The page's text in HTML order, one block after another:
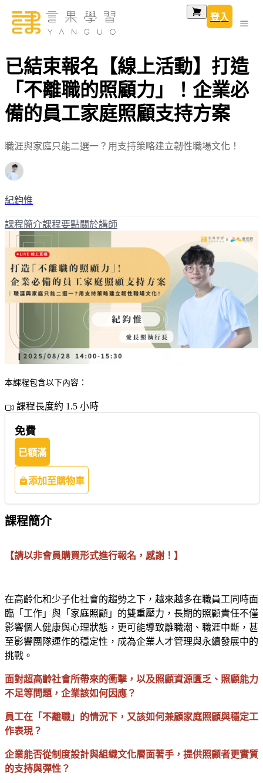
登入
已結束報名【線上活動】打造
「不離職的照顧力」！企業必
備的員工家庭照顧支持方案
職涯與家庭只能二選一？用支持策略建立韌性職場文化！
紀鈞惟
課程簡介課程要點關於講師
本課程包含以下內容：
課程長度約 1.5 小時
免費
已額滿
添加至購物車
課程簡介
【請以非會員購買形式進行報名，感謝！】
在高齡化和少子化社會的趨勢之下，越來越多在職員工同時面
臨「工作」與「家庭照顧」的雙重壓力，長期的照顧責任不僅
影響個人健康與心理狀態，更可能導致離職潮、職涯中斷，甚
至影響團隊運作的穩定性，成為企業人才管理與永續發展中的
挑戰。
面對超高齡社會所帶來的衝擊，以及照顧資源匱乏、照顧能力
不足等問題，企業該如何因應？
員工在「不離職」的情況下，又該如何兼顧家庭照顧與穩定工
作表現？
企業能否從制度設計與組織文化層面著手，提供照顧者更實質
的支持與彈性？